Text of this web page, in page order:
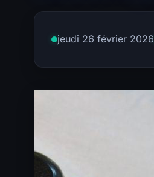
jeudi 26 février 2026